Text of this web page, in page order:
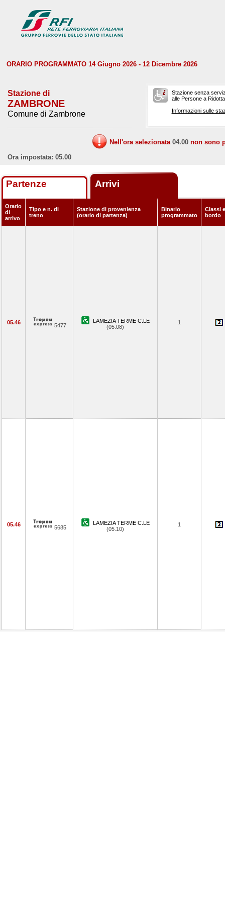
ORARIO PROGRAMMATO 14 Giugno 2026 - 12 Dicembre 2026
Stazione di
ZAMBRONE
Comune di Zambrone
Stazione senza
alle Persone a
Informazioni sulle
Nell'ora selezionata 04.00 non sono
Ora impostata: 05.00
Partenze Arrivi
Orario
di
arrivo
Tipo e n. di
treno
Stazione di provenienza
(orario di partenza)
Binario
programmato
Classi
bordo
05.46 5477
LAMEZIA TERME C.LE
(05.08)
1
05.46 5685
LAMEZIA TERME C.LE
(05.10)
1